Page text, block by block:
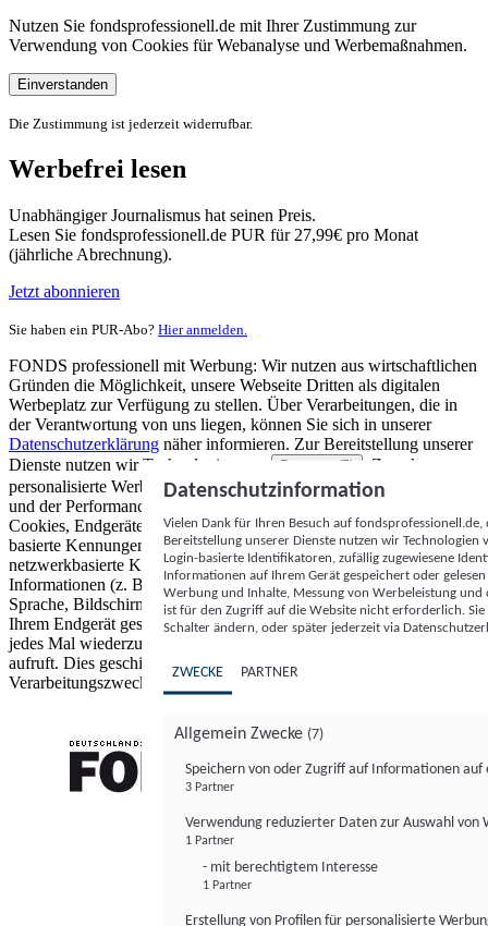
Nutzen Sie fondsprofessionell.de mit Ihrer Zustimmung zur
Verwendung von Cookies für Webanalyse und Werbemaßnahmen.
Einverstanden
Die Zustimmung ist jederzeit widerrufbar.
Werbefrei lesen
Unabhängiger Journalismus hat seinen Preis.
Lesen Sie fondsprofessionell.de PUR für 27,99€ pro Monat
(jährliche Abrechnung).
Jetzt abonnieren
Sie haben ein PUR-Abo? Hier anmelden.
FONDS professionell mit Werbung: Wir nutzen aus wirtschaftlichen
Gründen die Möglichkeit, unsere Webseite Dritten als digitalen
Werbeplatz zur Verfügung zu stellen. Über Verarbeitungen, die in
der Verantwortung von uns liegen, können Sie sich in unserer
Datenschutzerklärung näher informieren. Zur Bereitstellung unserer
Dienste nutzen wir Technologien von
Partnern (5)
. Zwecke:
personalisierte Werbung und Inhalte, Messung von Werbeleistung
und der Performance von Inhalten sowie Zielgruppenforschung.
Cookies, Endgeräte- oder ähnliche Online-Kennungen (z. B. login-
basierte Kennungen, zufällig generierte Kennungen,
netzwerkbasierte Kennungen) können zusammen mit anderen
Informationen (z. B. Browsertyp und Browserinformationen,
Sprache, Bildschirmgröße, unterstützte Technologien usw.) auf
Ihrem Endgerät gespeichert oder von dort ausgelesen werden, um es
jedes Mal wiederzuerkennen, wenn es eine App oder einer Webseite
aufruft. Dies geschieht für einen oder mehrere der hier aufgeführten
Verarbeitungszwecke.
Datenschutzinformation
Vielen Dank für Ihren Besuch auf
Bereitstellung unserer Dienste nutzen wir Technologien
Login-basierte Identifikatoren, zufällig zugewiesene
Informationen auf Ihrem Gerät gespeichert oder
Werbung und Inhalte, Messung von Werbeleistung
ist für den Zugriff auf die Website nicht erforderlich.
Schalter ändern, oder später jederzeit via
ZWECKE PARTNER
Allgemein Zwecke (7)
Speichern von oder Zugriff auf Informationen auf
3 Partner
Verwendung reduzierter Daten zur Auswahl von
1 Partner
- mit berechtigtem Interesse
1 Partner
Erstellung von Profilen für personalisierte
FONDS professionell